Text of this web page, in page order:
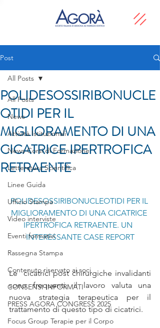
Post
All Posts
News
Attività Istituzionali
News Corsi di Formazione
Letteratura Scientifica
Linee Guida
Ufficio Stampa
Video interviste
Eventi formativi
Rassegna Stampa
Contenuto riservato ai soci
CONSENSI INFORMATI
PRESS AGORA CONGRESS 2025
Focus Group Terapie per il Corpo
All Posts
POLIDESOSSIRIBONUCLE
OTIDI PER IL
MIGLIORAMENTO DI UNA
CICATRICE IPERTROFICA
RETRAENTE
POLIDESOSSIRIBONUCLEOTIDI PER IL
MIGLIORAMENTO DI UNA CICATRICE
IPERTROFICA RETRAENTE. UN
INTERESSANTE CASE REPORT
Le  cicatrici post chirurgiche invalidanti
sono frequenti, il lavoro valuta una
nuova strategia terapeutica per il
trattamento di questo tipo di cicatrici.